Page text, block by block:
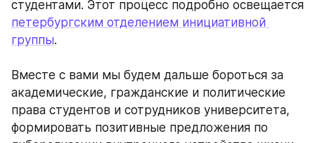
петербургским отделением инициативной
группы.
Вместе с вами мы будем дальше бороться за
академические, гражданские и политические
права студентов и сотрудников университета,
формировать позитивные предложения по